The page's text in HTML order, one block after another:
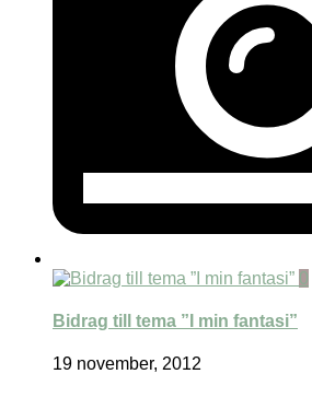
0
Bidrag till tema ”I min fantasi”
19 november, 2012